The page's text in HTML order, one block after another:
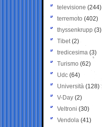
televisione(244)
terremoto (402)
thyssenkrupp (3)
Tibet(2)
tredicesima (3)
Turismo (62)
Udc (64)
Università (128)
V-Day (2)
Veltroni (30)
Vendola (41)